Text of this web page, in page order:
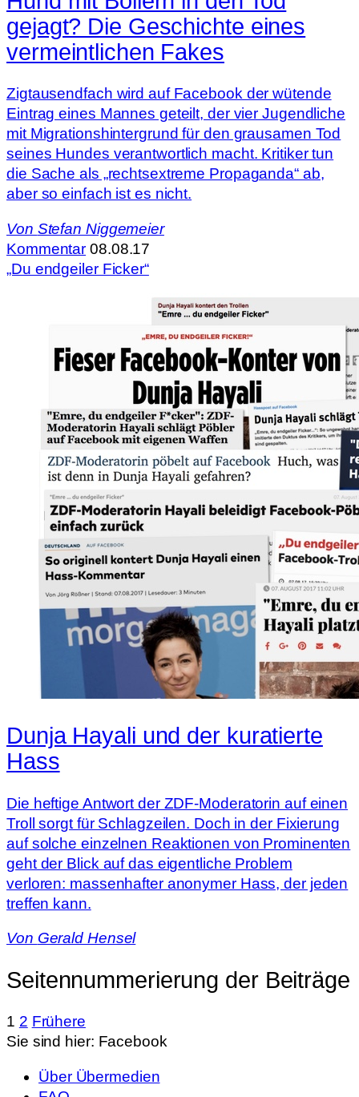
gejagt? Die Geschichte eines
vermeintlichen Fakes
Zigtausendfach wird auf Facebook der wütende
Eintrag eines Mannes geteilt, der vier Jugendliche
mit Migrationshintergrund für den grausamen Tod
seines Hundes verantwortlich macht. Kritiker tun
die Sache als „rechtsextreme Propaganda“ ab,
aber so einfach ist es nicht.
Von Stefan Niggemeier
Kommentar 08.08.17
„Du endgeiler Ficker“
Dunja Hayali und der kuratierte
Hass
Die heftige Antwort der ZDF-Moderatorin auf einen
Troll sorgt für Schlagzeilen. Doch in der Fixierung
auf solche einzelnen Reaktionen von Prominenten
geht der Blick auf das eigentliche Problem
verloren: massenhafter anonymer Hass, der jeden
treffen kann.
Von Gerald Hensel
Seitennummerierung der Beiträge
1 2 Frühere
Sie sind hier: Facebook
Über Übermedien